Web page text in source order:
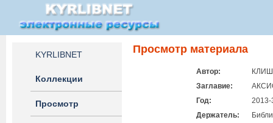
KYRLIBNET
Коллекции
Просмотр
Просмотр материала
Автор:
Заглавие:
Год:
2013-
Держатель: